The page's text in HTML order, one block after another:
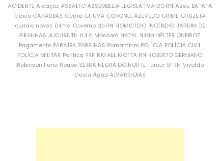
ACIDENTE Alcaçuz ASSALTO ASSEMBLEIA LEGISLATIVA DO RN Assu BATATA
Caicó CARAÚBAS Ceará CHUVA CORONEL AZEVEDO CRIME CRUZETA
currais novos Dilma Governo do RN HOMICÍDIO INCÊNDIO JARDIM DE
PIRANHAS JUCURUTU LULA Mossoró NATAL Nilda NÉLTER QUEIROZ
Pagamento PARAÍBA PARELHAS Parnamirim POLÍCIA POLÍCIA CIVIL
POLÍCIA MILITAR Política PRF RAFAEL MOTTA RN ROBERTO GERMANO
Robinson Faria Roubo SERRA NEGRA DO NORTE Temer UFRN Vivaldo
Costa Água ÁLVARO DIAS